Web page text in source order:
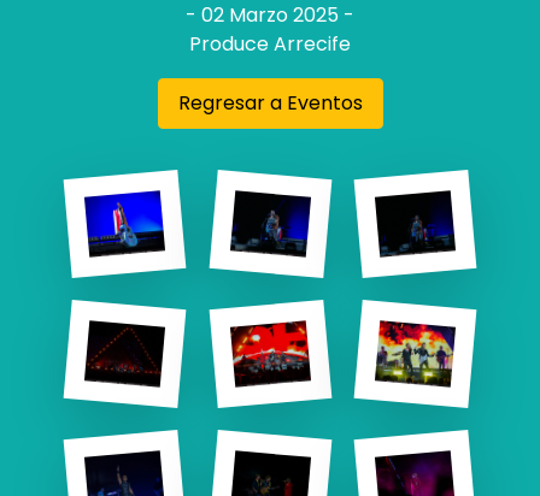
- 02 Marzo 2025 -
Produce Arrecife
Regresar a Eventos